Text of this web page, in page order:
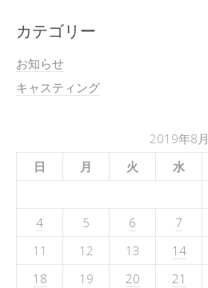
カテゴリー
お知らせ
キャスティング
2019年8月
日
月 火 水
4
5 6 7
11
12 13 14
18
19 20 21